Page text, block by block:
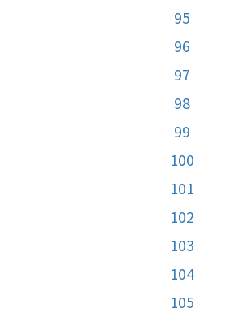
95
96
97
98
99
100
101
102
103
104
105